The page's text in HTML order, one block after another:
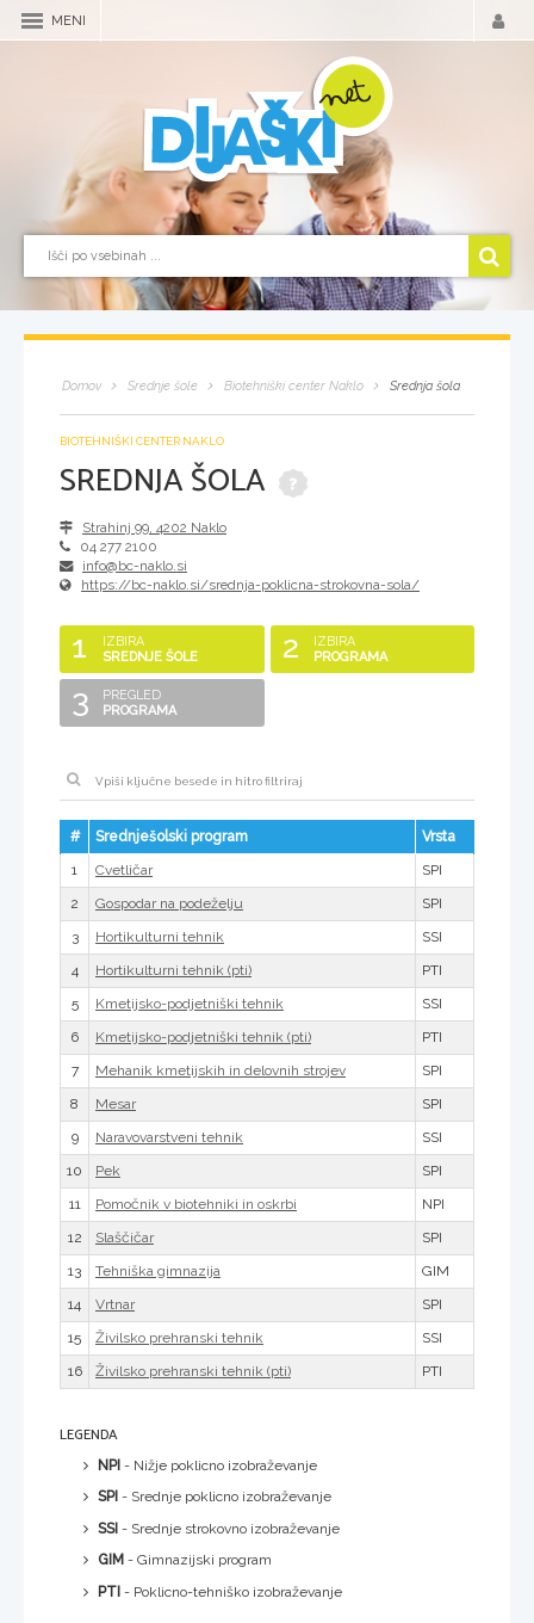
MENI
Domov Srednje šole Biotehniški center Naklo Srednja šola
BIOTEHNIŠKI CENTER NAKLO
SREDNJA ŠOLA
Strahinj 99, 4202 Naklo
04 277 2100
info@bc-naklo.si
https://bc-naklo.si/srednja-poklicna-strokovna-sola/
1
IZBIRA
SREDNJE ŠOLE
2
IZBIRA
PROGRAMA
3
PREGLED
PROGRAMA
# Srednješolski program
Vrsta
1
Cvetličar
SPI
2
Gospodar na podeželju
SPI
3
Hortikulturni tehnik
SSI
4
Hortikulturni tehnik (pti)
PTI
5
Kmetijsko-podjetniški tehnik
SSI
6
Kmetijsko-podjetniški tehnik (pti)
PTI
7
Mehanik kmetijskih in delovnih strojev
SPI
8
Mesar
SPI
9
Naravovarstveni tehnik
SSI
10
Pek
SPI
11
Pomočnik v biotehniki in oskrbi
NPI
12
Slaščičar
SPI
13
Tehniška gimnazija
GIM
14
Vrtnar
SPI
15
Živilsko prehranski tehnik
SSI
16
Živilsko prehranski tehnik (pti) PTI
LEGENDA
NPI - Nižje poklicno izobraževanje
SPI - Srednje poklicno izobraževanje
SSI - Srednje strokovno izobraževanje
GIM - Gimnazijski program
PTI - Poklicno-tehniško izobraževanje